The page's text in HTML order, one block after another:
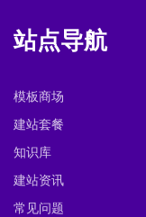
站点导航
模板商场
建站套餐
知识库
建站资讯
常见问题